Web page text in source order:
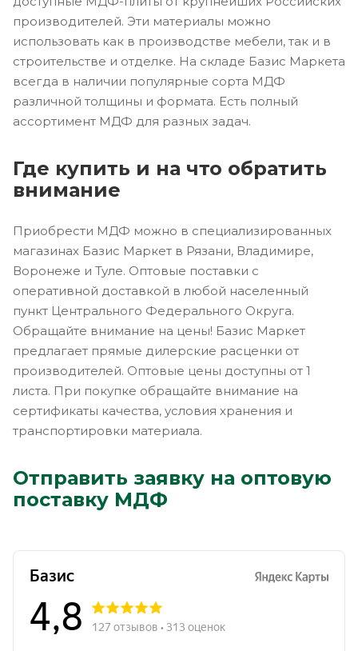
производителей. Эти материалы можно
использовать как в производстве мебели, так и в
строительстве и отделке. На складе Базис Маркета
всегда в наличии популярные сорта МДФ
различной толщины и формата. Есть полный
ассортимент МДФ для разных задач.
Где купить и на что обратить
внимание
Приобрести МДФ можно в специализированных
магазинах Базис Маркет в Рязани, Владимире,
Воронеже и Туле. Оптовые поставки с
оперативной доставкой в любой населенный
пункт Центрального Федерального Округа.
Обращайте внимание на цены! Базис Маркет
предлагает прямые дилерские расценки от
производителей. Оптовые цены доступны от 1
листа. При покупке обращайте внимание на
сертификаты качества, условия хранения и
транспортировки материала.
Отправить заявку на оптовую
поставку МДФ